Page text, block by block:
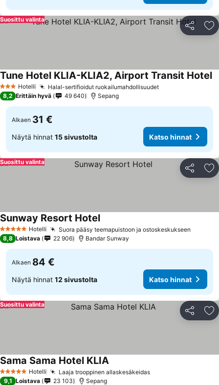
Jaa
Suosittu valinta
3 Tähtiluokitus
Hotelli Halal-sertifioidut ruokailumahdollisuudet
Tune Hotel KLIA-KLIA2, Airport Transit Hotel
8,2 Erittäin hyvä 49 640 Sepang
Alkaen 31 €
Näytä hinnat 15 sivustolta Katso hinnat
Jaa
Suosittu valinta
5 Tähtiluokitus
Hotelli Suora pääsy teemapuistoon ja ostoskeskukseen
Sunway Resort Hotel
8,8 Loistava 22 906 Bandar Sunway
Alkaen 84 €
Näytä hinnat 12 sivustolta Katso hinnat
Jaa
Suosittu valinta
5 Tähtiluokitus
Hotelli Laaja trooppinen allaskesäkeidas
Sama Sama Hotel KLIA
9,1 Loistava 23 103 Sepang